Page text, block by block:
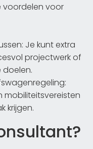
voordelen voor
Je kunt extra
projectwerk of
mobiliteitsvereisten
krijgen.